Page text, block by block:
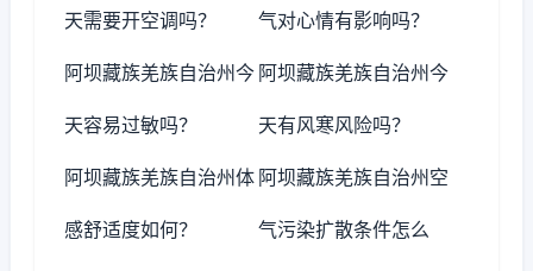
天需要开空调吗？ 气对心情有影响吗？
阿坝藏族羌族自治州今
天容易过敏吗？
阿坝藏族羌族自治州今
天有风寒风险吗？
阿坝藏族羌族自治州体
感舒适度如何？
阿坝藏族羌族自治州空
气污染扩散条件怎么